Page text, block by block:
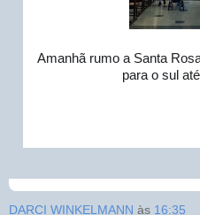
Amanhã rumo a Santa
para o sul
DARCI WINKELMANN às 16:35